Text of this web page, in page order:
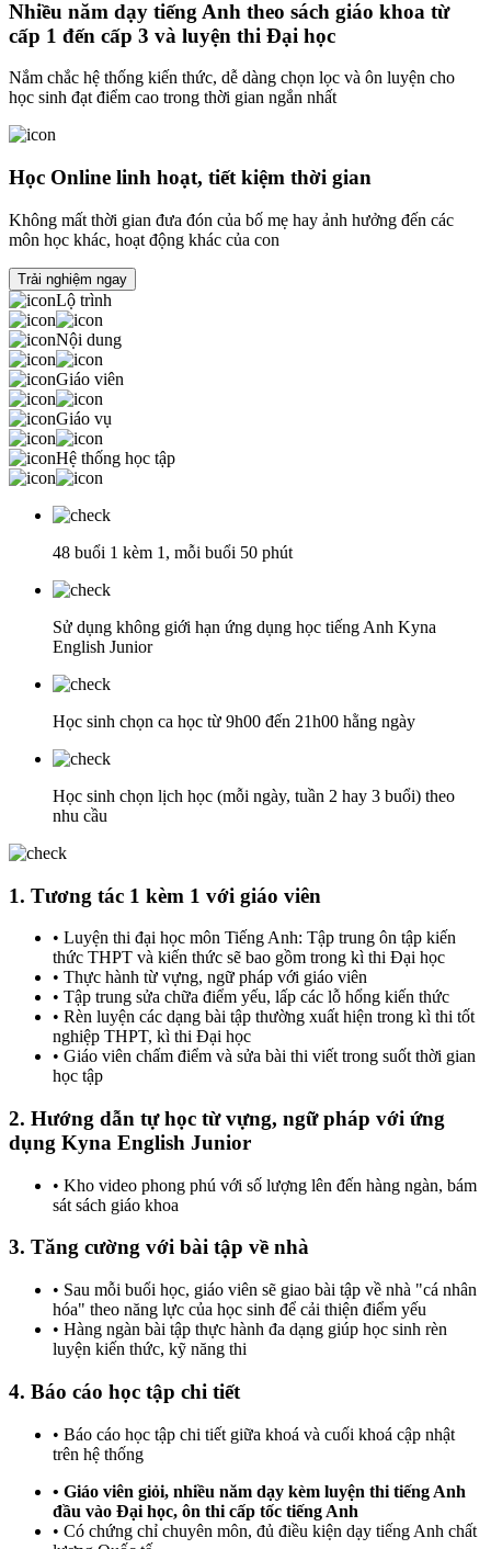
Nhiều năm dạy tiếng Anh theo sách giáo khoa từ
cấp 1 đến cấp 3 và luyện thi Đại học
Nắm chắc hệ thống kiến thức, dễ dàng chọn lọc và ôn luyện cho
học sinh đạt điểm cao trong thời gian ngắn nhất
Học Online linh hoạt, tiết kiệm thời gian
Không mất thời gian đưa đón của bố mẹ hay ảnh hưởng đến các
môn học khác, hoạt động khác của con
Trải nghiệm ngay
Lộ trình
Nội dung
Giáo viên
Giáo vụ
Hệ thống học tập
48 buổi 1 kèm 1, mỗi buổi 50 phút
Sử dụng không giới hạn ứng dụng học tiếng Anh Kyna
English Junior
Học sinh chọn ca học từ 9h00 đến 21h00 hằng ngày
Học sinh chọn lịch học (mỗi ngày, tuần 2 hay 3 buổi) theo
nhu cầu
1. Tương tác 1 kèm 1 với giáo viên
• Luyện thi đại học môn Tiếng Anh: Tập trung ôn tập kiến
thức THPT và kiến thức sẽ bao gồm trong kì thi Đại học
• Thực hành từ vựng, ngữ pháp với giáo viên
• Tập trung sửa chữa điểm yếu, lấp các lỗ hổng kiến thức
• Rèn luyện các dạng bài tập thường xuất hiện trong kì thi tốt
nghiệp THPT, kì thi Đại học
• Giáo viên chấm điểm và sửa bài thi viết trong suốt thời gian
học tập
2. Hướng dẫn tự học từ vựng, ngữ pháp với ứng
dụng Kyna English Junior
• Kho video phong phú với số lượng lên đến hàng ngàn, bám
sát sách giáo khoa
3. Tăng cường với bài tập về nhà
• Sau mỗi buổi học, giáo viên sẽ giao bài tập về nhà "cá nhân
hóa" theo năng lực của học sinh để cải thiện điểm yếu
• Hàng ngàn bài tập thực hành đa dạng giúp học sinh rèn
luyện kiến thức, kỹ năng thi
4. Báo cáo học tập chi tiết
• Báo cáo học tập chi tiết giữa khoá và cuối khoá cập nhật
trên hệ thống
• Giáo viên giỏi, nhiều năm dạy kèm luyện thi tiếng Anh
đầu vào Đại học, ôn thi cấp tốc tiếng Anh
• Có chứng chỉ chuyên môn, đủ điều kiện dạy tiếng Anh chất